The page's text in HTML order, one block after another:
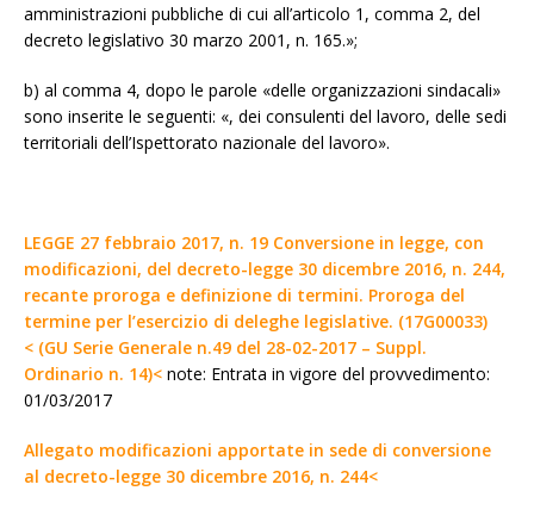
amministrazioni pubbliche di cui all’articolo 1, comma 2, del
decreto legislativo 30 marzo 2001, n. 165.»;
b) al comma 4, dopo le parole «delle organizzazioni sindacali»
sono inserite le seguenti: «, dei consulenti del lavoro, delle sedi
territoriali dell’Ispettorato nazionale del lavoro».
LEGGE 27 febbraio 2017, n. 19 Conversione in legge, con
modificazioni, del decreto-legge 30 dicembre 2016, n. 244,
recante proroga e definizione di termini. Proroga del
termine per l’esercizio di deleghe legislative. (17G00033)
< (GU Serie Generale n.49 del 28-02-2017 – Suppl.
Ordinario n. 14)< note: Entrata in vigore del provvedimento:
01/03/2017
Allegato modificazioni apportate in sede di conversione
al decreto-legge 30 dicembre 2016, n. 244<